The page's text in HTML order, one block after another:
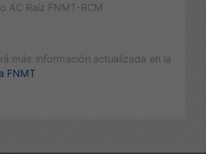
AC Raíz FNMT-RCM
más información actualizada en la
FNMT